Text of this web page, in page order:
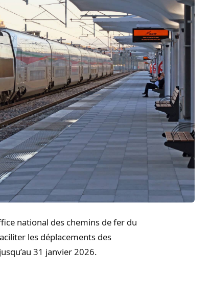
national des chemins de fer du
les déplacements des
31 janvier 2026.